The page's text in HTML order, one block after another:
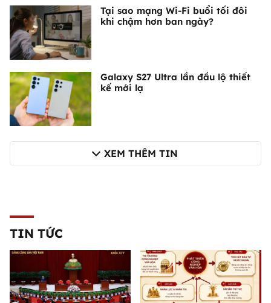
Tại sao mạng Wi-Fi buổi tối đôi
khi chậm hơn ban ngày?
Galaxy S27 Ultra lần đầu lộ thiết
kế mới lạ
XEM THÊM TIN
TIN TỨC